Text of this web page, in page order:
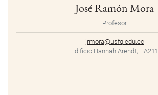
José Ramón Mora
Profesor
jrmora@usfq.edu.ec
Edificio Hannah Arendt, HA211